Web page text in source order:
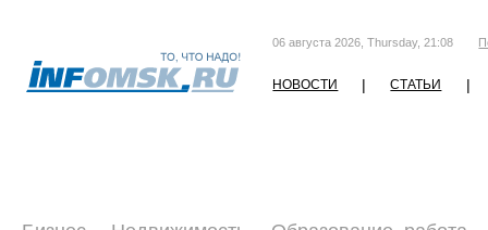
06 августа 2026, Thursday, 21:08
НОВОСТИ | СТАТЬИ |